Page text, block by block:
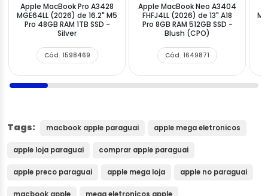
Apple MacBook Pro A3428
MGE64LL (2026) de 16.2" M5
Pro 48GB RAM 1TB SSD -
Silver
Cód. 1598469
Apple MacBook Neo A3404
FHFJ4LL (2026) de 13" A18
Pro 8GB RAM 512GB SSD -
Blush (CPO)
Cód. 1649871
Tags: macbook apple paraguai apple mega eletronicos
apple loja paraguai comprar apple paraguai
apple preco paraguai apple mega loja apple no paraguai